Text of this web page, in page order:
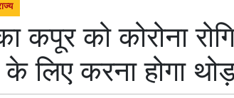
कपूर को कोरोना
लिए करना होगा